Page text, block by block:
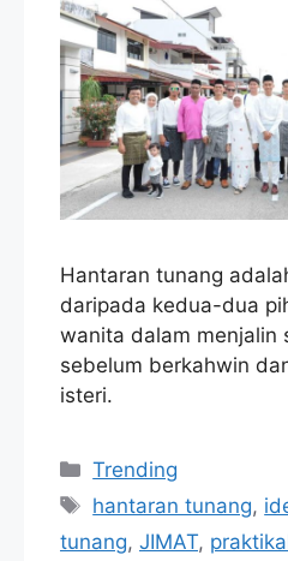
Hantaran tunang
daripada kedua-dua
wanita dalam menjalin
sebelum berkahwin
isteri.
Categories
Trending
Tags
hantaran tunang,
tunang, JIMAT,